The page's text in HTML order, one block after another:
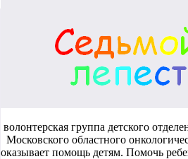
волонтерская группа детского
Московского областного
оказывает помощь детям. Помочь